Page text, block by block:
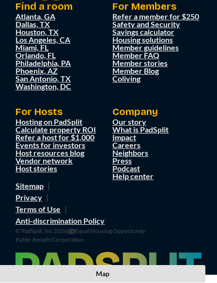
Find a room
Atlanta, GA
Dallas, TX
Houston, TX
Los Angeles, CA
Miami, FL
Orlando, FL
Philadelphia, PA
Phoenix, AZ
San Antonio, TX
Washington, DC
For Members
Refer a member for $250
Safety and Security
Savings calculator
Housing solutions
Member guidelines
Member FAQ
Member stories
Member Blog
Coliving
For Hosts
Hosting on PadSplit
Calculate property ROI
Refer a host for $1,000
Events for investors
Host resources blog
Vendor network
Host stories
Company
Our story
What is PadSplit
Impact
Careers
Neighbors
Press
Podcast
Help center
Sitemap
Privacy
Terms of Use
Anti-discrimination Policy
© PadSplit, Inc 2026
Equal Housing Opportunity
Public Benefit Corporation
Map